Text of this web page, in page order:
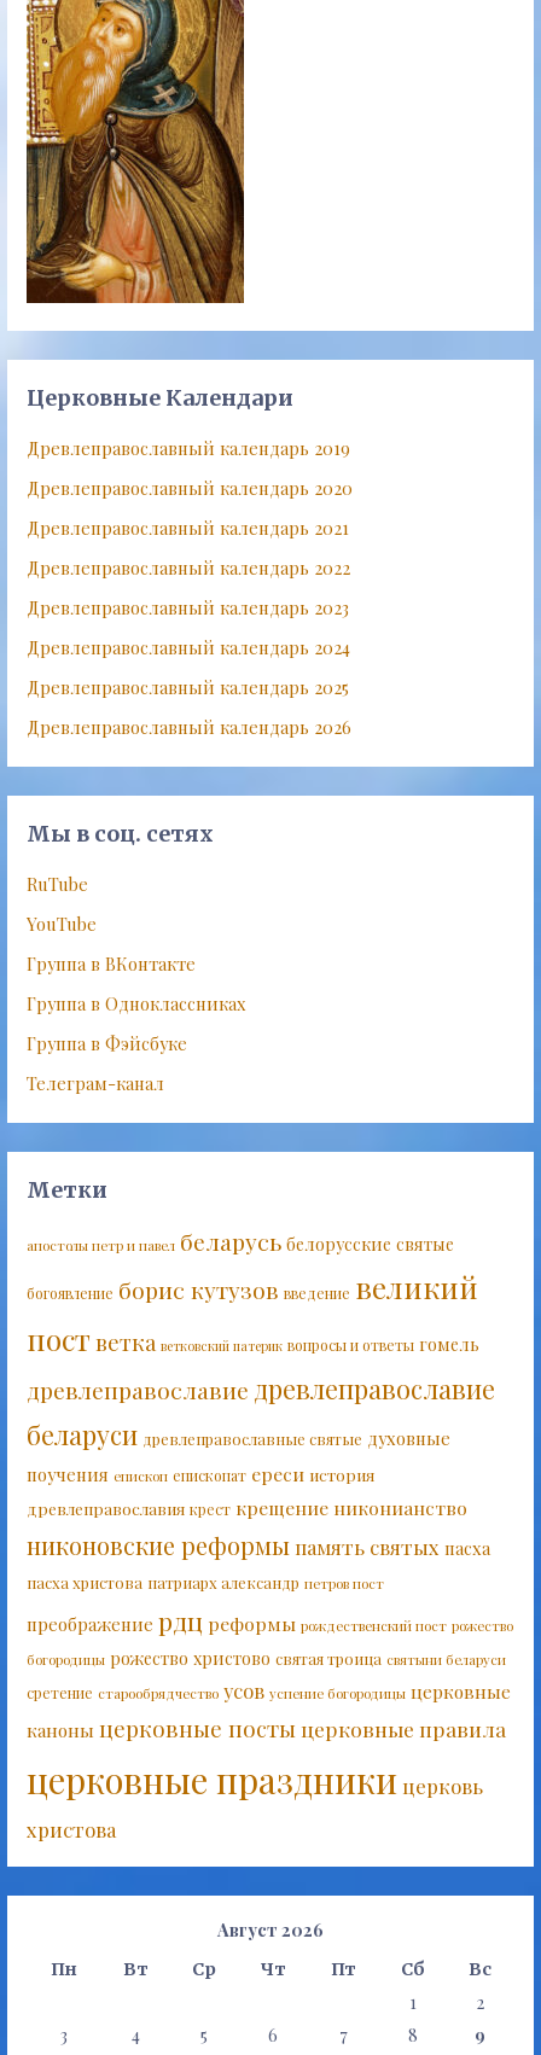
Церковные Календари
Древлеправославный календарь 2019
Древлеправославный календарь 2020
Древлеправославный календарь 2021
Древлеправославный календарь 2022
Древлеправославный календарь 2023
Древлеправославный календарь 2024
Древлеправославный календарь 2025
Древлеправославный календарь 2026
Мы в соц. сетях
RuTube
YouTube
Группа в ВКонтакте
Группа в Одноклассниках
Группа в Фэйсбуке
Телеграм-канал
Метки
апостолы петр и павел беларусь белорусские святые
богоявление борис кутузов введение великий
постветка ветковский патерик вопросы и ответы гомель
древлеправославие древлеправославие
беларуси древлеправославные святые духовные
поучения епископ епископат ереси история
древлеправославия крест крещение никонианство
никоновские реформыпамять святых пасха
пасха христова патриарх александр петров пост
преображение рдц реформы рождественский пост рожество
богородицы рожество христово святая троица святыни беларуси
сретение старообрядчество усов успение богородицы церковные
каноны церковные посты церковные правила
церковные праздникицерковь
христова
Август 2026
Пн Вт Ср Чт Пт Сб Вс
1
2
3
4 5 6 7 8
9